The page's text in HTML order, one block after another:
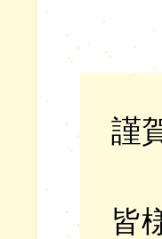
謹
皆